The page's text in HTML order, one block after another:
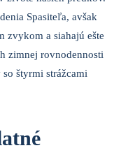
Spasiteľa, avšak
zvykom a siahajú ešte
zimnej rovnodennosti
štyrmi strážcami